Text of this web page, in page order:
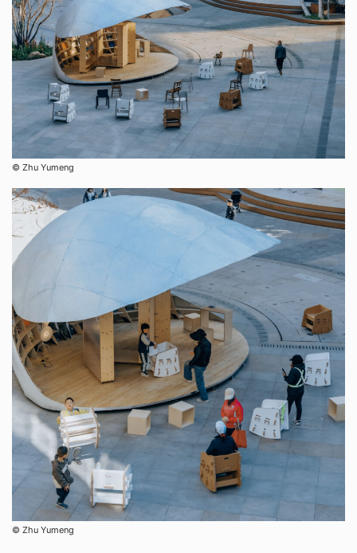
©︎ Zhu Yumeng
©︎ Zhu Yumeng